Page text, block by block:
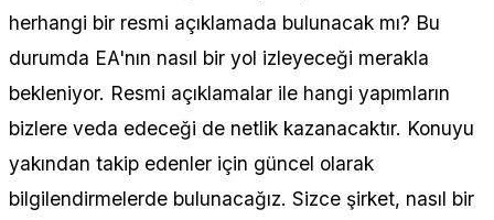
herhangi bir resmi açıklamada bulunacak mı? Bu
durumda EA'nın nasıl bir yol izleyeceği merakla
bekleniyor. Resmi açıklamalar ile hangi yapımların
bizlere veda edeceği de netlik kazanacaktır. Konuyu
yakından takip edenler için güncel olarak
bilgilendirmelerde bulunacağız. Sizce şirket, nasıl bir